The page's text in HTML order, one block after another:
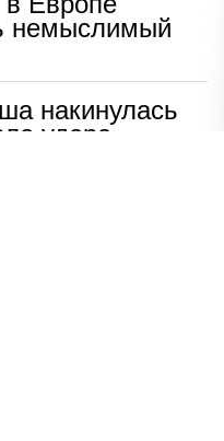
немыслимый
накинулась
удара